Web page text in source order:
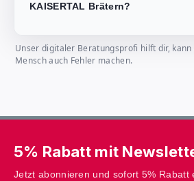
KAISERTAL Brätern?
Unser digitaler Beratungsprofi hilft dir,
Mensch auch Fehler machen.
5% Rabatt mit
Jetzt abonnieren und sofort 5% Rabatt